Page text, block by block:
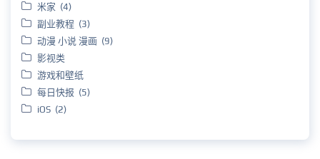
米家 (4)
副业教程 (3)
动漫 小说 漫画 (9)
影视类
游戏和壁纸
每日快报 (5)
iOS (2)